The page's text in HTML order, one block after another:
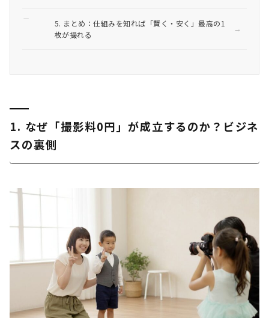
5. まとめ：仕組みを知れば「賢く・安く」最高の1
枚が撮れる
1. なぜ「撮影料0円」が成立するのか？ビジネ
スの裏側